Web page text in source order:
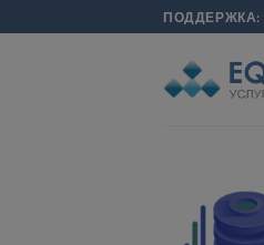
to
ПОДДЕРЖКА: